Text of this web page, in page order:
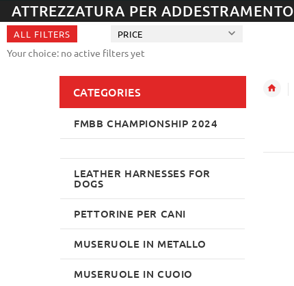
ATTREZZATURA PER ADDESTRAMENTO
ALL FILTERS PRICE
Your choice: no active filters yet
CATEGORIES
FMBB CHAMPIONSHIP 2024
LEATHER HARNESSES FOR
DOGS
PETTORINE PER CANI
MUSERUOLE IN METALLO
MUSERUOLE IN CUOIO